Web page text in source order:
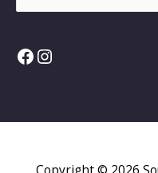
Facebook
Instagram